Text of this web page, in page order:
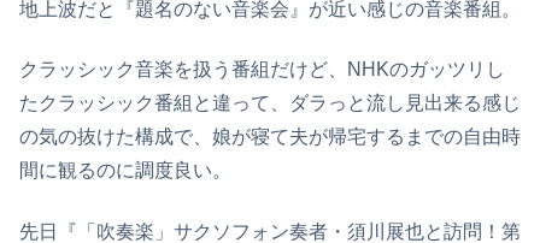
地上波だと『題名のない音楽会』が近い感じの音楽番組。
クラッシック音楽を扱う番組だけど、NHKのガッツリし
たクラッシック番組と違って、ダラっと流し見出来る感じ
の気の抜けた構成で、娘が寝て夫が帰宅するまでの自由時
間に観るのに調度良い。
先日『「吹奏楽」サクソフォン奏者・須川展也と訪問！第